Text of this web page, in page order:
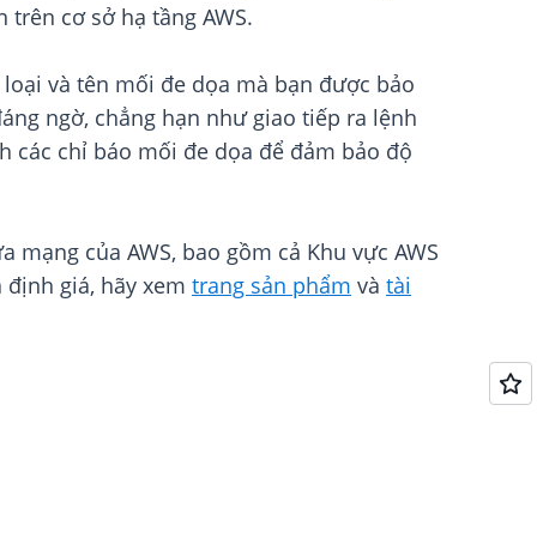
cơ sở hạ tầng AWS.
và tên mối đe dọa mà bạn được bảo
ngờ, chẳng hạn như giao tiếp ra lệnh
các chỉ báo mối đe dọa để đảm bảo độ
của AWS, bao gồm cả Khu vực AWS
giá, hãy xem trang sản phẩm và tài